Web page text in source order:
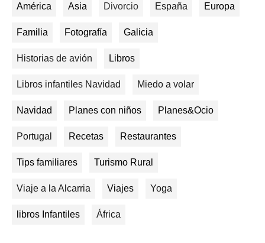
América Asia Divorcio España Europa
Familia Fotografía Galicia
Historias de avión Libros
Libros infantiles Navidad Miedo a volar
Navidad Planes con niños Planes&Ocio
Portugal Recetas Restaurantes
Tips familiares Turismo Rural
Viaje a la Alcarria Viajes Yoga
libros Infantiles África